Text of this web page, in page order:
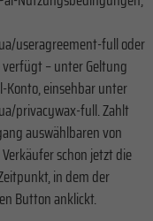
useragreement-full oder
– unter Geltung
Konto, einsehbar unter
privacywax-full. Zahlt
auswählbaren von
schon jetzt die
in dem der
Button anklickt.